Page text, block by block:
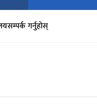
सम्पर्क गर्नुहोस्